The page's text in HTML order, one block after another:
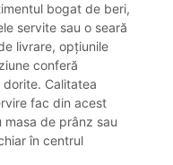
bogat de beri,
servite sau o seară
livrare, opțiunile
conferă
Calitatea
fac din acest
de prânz sau
în centrul